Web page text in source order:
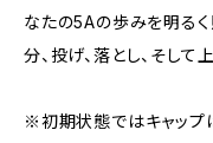
なたの5Aの歩みを明るく
分、投げ、落とし、そして
※初期状態ではキャップ